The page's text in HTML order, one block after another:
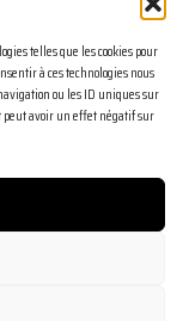
telles que les cookies pour
à ces technologies nous
ou les ID uniques sur
peut avoir un effet négatif sur